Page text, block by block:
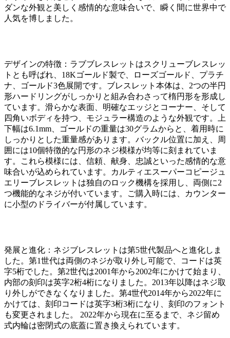
ダンな外観と美しく感情的な意味合いで、瞬く間に世界中で
人気を博しました。
デザインの特徴：ラブブレスレットはスクリューブレスレッ
トとも呼ばれ、18Kゴールド製で、ローズゴールド、プラチ
ナ、ゴールド3色展開です。ブレスレット本体は、2つの半円
形ハードリングがしっかりと組み合わさって楕円形を形成し
ています。滑らかな表面、明確なエッジとコーナー、そして
四角いボディを持つ、モジュラー構造のような外観です。上
下幅は6.1mm、ゴールドの重量は30グラムからと、着用時に
しっかりとした重量感があります。バックル位置に加え、周
囲には10個特徴的な円形のネジ模様が均等に刻まれていま
す。これら模様には、信頼、献身、忠誠といった感情的な意
味合いが込められています。カルティエスーパーコピージュ
エリーブレスレットは独自のロック機構を採用し、両側に2
つ機能的なネジが付いています。ご購入時には、カウンター
に小型のドライバーが付属しています。
発展と進化：ネジブレスレットは第5世代製品へと進化しま
した。第1世代は両側のネジが取り外し可能で、コードは英
字5桁でした。第2世代は2001年から2002年にかけて始まり、
内部の刻印は英字2桁4桁になりました。2013年以降はネジ取
り外しができなくなりました。第4世代2014年から2022年に
かけては、刻印コードは英字3桁3桁になり、刻印のフォント
も変更されました。 2022年から現在に至るまで、ネジ留め
式内輪は密閉式の底蓋に置き換えられています。